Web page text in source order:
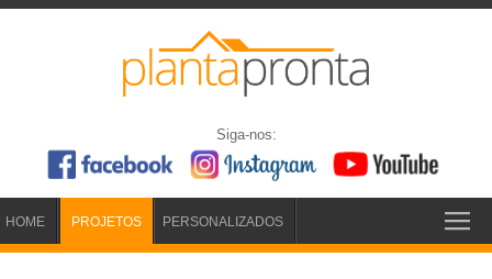
Siga-nos:
HOME PROJETOS PERSONALIZADOS